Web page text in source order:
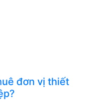
đơn vị thiết